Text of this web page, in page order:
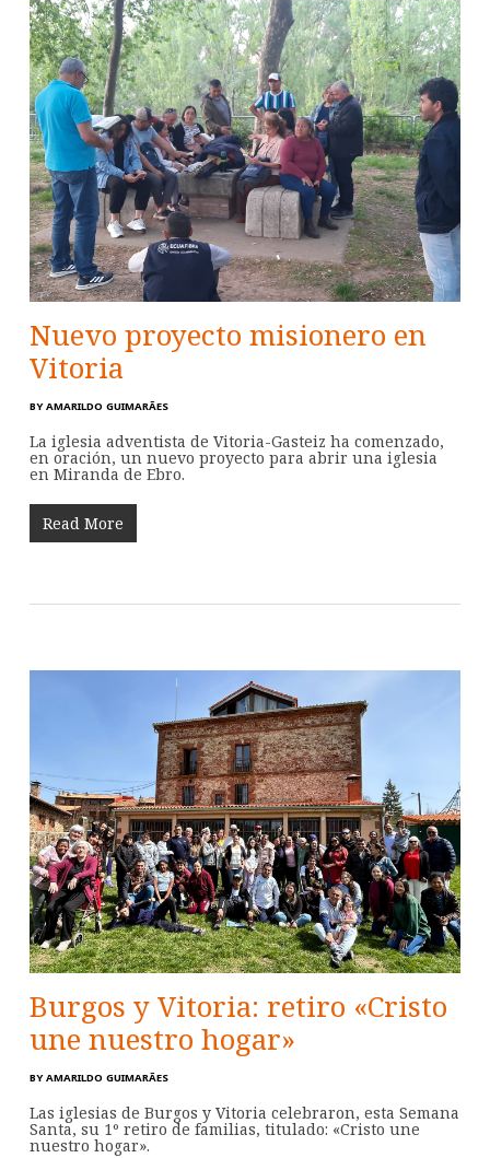
Nuevo proyecto misionero en
Vitoria
BY AMARILDO GUIMARÃES
La iglesia adventista de Vitoria-Gasteiz ha comenzado,
en oración, un nuevo proyecto para abrir una iglesia
en Miranda de Ebro.
Read More
Burgos y Vitoria: retiro «Cristo
une nuestro hogar»
BY AMARILDO GUIMARÃES
Las iglesias de Burgos y Vitoria celebraron, esta Semana
Santa, su 1º retiro de familias, titulado: «Cristo une
nuestro hogar».